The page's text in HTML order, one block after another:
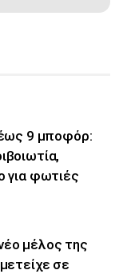
έως 9 μποφόρ:
για φωτιές
μέλος της
σε